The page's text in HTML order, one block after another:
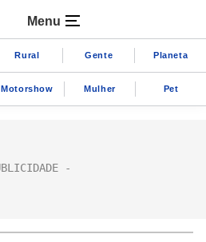
Menu
Rural Gente Planeta
Motorshow Mulher Pet